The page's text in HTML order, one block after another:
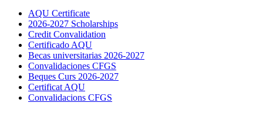
AQU Certificate
2026-2027 Scholarships
Credit Convalidation
Certificado AQU
Becas universitarias 2026-2027
Convalidaciones CFGS
Beques Curs 2026-2027
Certificat AQU
Convalidacions CFGS